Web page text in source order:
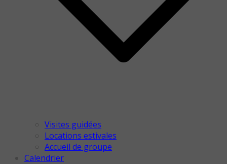
Visites guidées
Locations estivales
Accueil de groupe
Calendrier